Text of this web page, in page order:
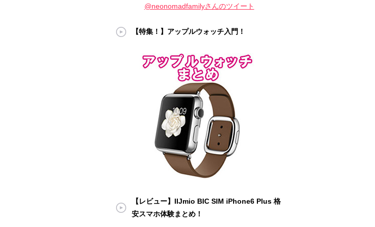
@neonomadfamilyさんのツイート
【特集！】アップルウォッチ入門！
【レビュー】IIJmio BIC SIM iPhone6 Plus 格
安スマホ体験まとめ！